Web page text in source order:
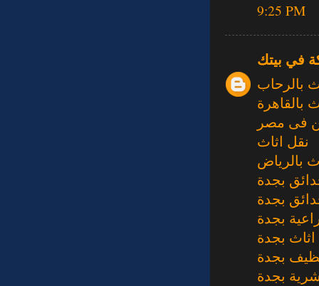
9:25 PM
في بيتك
بالرحاب
بالقاهرة
فى مصر
نقل اثاث
بالرياض
بجدة
بجدة
بجدة
بجدة
بجدة
بجدة